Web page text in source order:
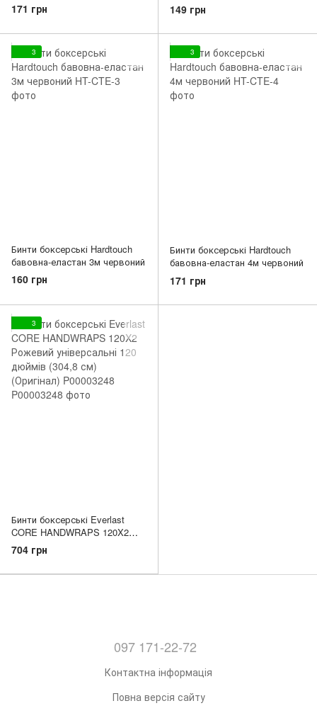
171 грн 149 грн
3
Бинти боксерські Hardtouch
бавовна-еластан 3м червоний
160 грн
3
Бинти боксерські Hardtouch
бавовна-еластан 4м червоний
171 грн
3
Бинти боксерські Everlast
CORE HANDWRAPS 120X2
Рожевий універсальні 120
дюймів (304,8 см) (Оригінал)
P00003248
704 грн
097 171-22-72
Контактна інформація
Повна версія сайту